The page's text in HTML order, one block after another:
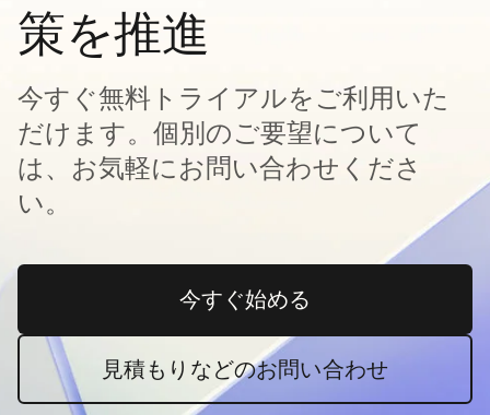
策を推進
今すぐ無料トライアルをご利用いた
だけます。個別のご要望について
は、お気軽にお問い合わせくださ
い。
今すぐ始める新しいタブで開く
見積もりなどのお問い合わせ